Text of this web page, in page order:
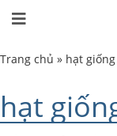
Trang chủ » hạt
hạt